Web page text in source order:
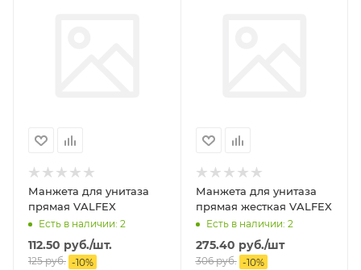
Манжета для унитаза
прямая VALFEX
Есть в наличии: 2
112.50 руб./шт.
125руб. -10%
Манжета для унитаза
прямая жесткая VALFEX
Есть в наличии: 2
275.40 руб./шт
306руб. -10%